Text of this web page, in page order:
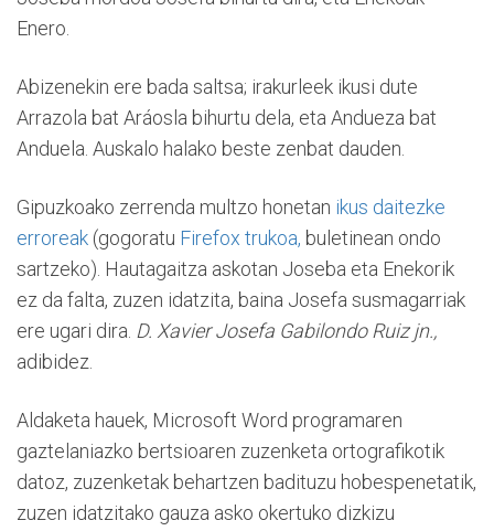
Enero.
Abizenekin ere bada saltsa; irakurleek ikusi dute
Arrazola bat Aráosla bihurtu dela, eta Andueza bat
Anduela. Auskalo halako beste zenbat dauden.
Gipuzkoako zerrenda multzo honetan ikus daitezke
erroreak (gogoratu Firefox trukoa, buletinean ondo
sartzeko). Hautagaitza askotan Joseba eta Enekorik
ez da falta, zuzen idatzita, baina Josefa susmagarriak
ere ugari dira. D. Xavier Josefa Gabilondo Ruiz jn.,
adibidez.
Aldaketa hauek, Microsoft Word programaren
gaztelaniazko bertsioaren zuzenketa ortografikotik
datoz, zuzenketak behartzen badituzu hobespenetatik,
zuzen idatzitako gauza asko okertuko dizkizu